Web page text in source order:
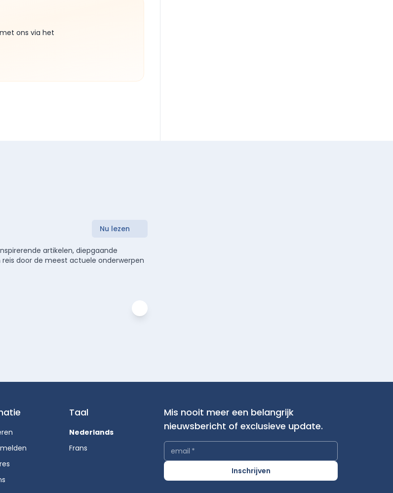
ons via het
Nu lezen
artikelen, diepgaande
door de meest actuele onderwerpen
Taal
Nederlands
Frans
Mis nooit meer een belangrijk
nieuwsbericht of exclusieve update.
email *
Inschrijven